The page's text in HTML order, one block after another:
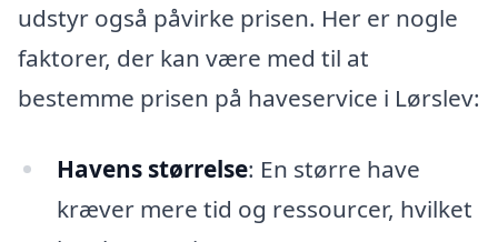
udstyr også påvirke prisen. Her er nogle
faktorer, der kan være med til at
bestemme prisen på haveservice i Lørslev:
Havens størrelse: En større have
kræver mere tid og ressourcer, hvilket